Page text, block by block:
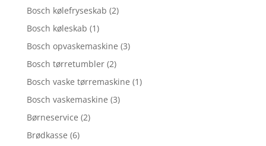
Bosch kølefryseskab (2)
Bosch køleskab (1)
Bosch opvaskemaskine (3)
Bosch tørretumbler (2)
Bosch vaske tørremaskine (1)
Bosch vaskemaskine (3)
Børneservice (2)
Brødkasse (6)